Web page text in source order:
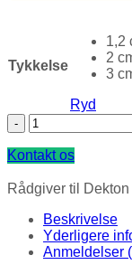
Tykkelse
1,2
2
3
Ryd
Silestone
Kontakt os
Rådgiver til Dekton |
Beskrivelse
Yderligere
Anmeldelser